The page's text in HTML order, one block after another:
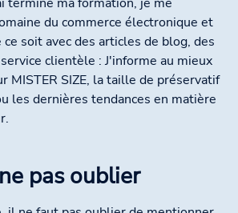
du commerce électronique et
soit avec des articles de blog, des
clientèle : J'informe au mieux
MISTER SIZE, la taille de préservatif
les dernières tendances en matière
pas oublier